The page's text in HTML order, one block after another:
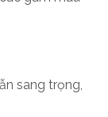
sang trọng,